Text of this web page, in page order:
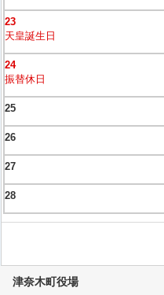
23
天皇誕生日
24
振替休日
25
26
27
28
津奈木町役場